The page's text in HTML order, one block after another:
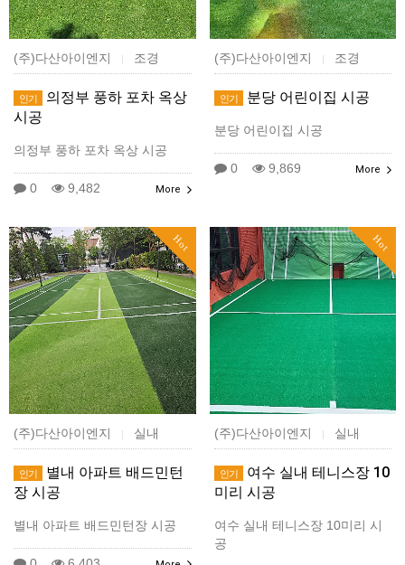
(주)다산아이엔지 | 조경
인기
의정부 풍하 포차 옥상
시공
의정부 풍하 포차 옥상 시공
0 9,482 More
(주)다산아이엔지 | 조경
인기 분당 어린이집 시공
분당 어린이집 시공
0 9,869 More
Hot
(주)다산아이엔지 | 실내
인기
별내 아파트 배드민턴
장 시공
별내 아파트 배드민턴장 시공
Hot
(주)다산아이엔지 | 실내
인기
여수 실내 테니스장 10
미리 시공
여수 실내 테니스장 10미리 시
공